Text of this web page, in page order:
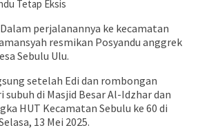
Tetap Eksis
perjalanannya ke kecamatan
resmikan Posyandu anggrek
Sebulu Ulu.
setelah Edi dan rombongan
subuh di Masjid Besar Al-Idzhar dan
HUT Kecamatan Sebulu ke 60 di
13 Mei 2025.